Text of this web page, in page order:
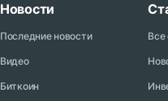
Новости
Последние новости
Видео
Биткоин
Все